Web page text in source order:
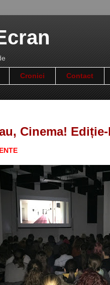
Cronici Contact
Cinema!